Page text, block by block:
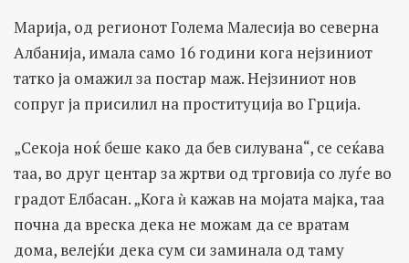
Марија, од регионот Голема Малесија во северна
Албанија, имала само 16 години кога нејзиниот
татко ја омажил за постар маж. Нејзиниот нов
сопруг ја присилил на проституција во Грција.
„Секоја ноќ беше како да бев силувана“, се сеќава
таа, во друг центар за жртви од трговија со луѓе во
градот Елбасан. „Кога ѝ кажав на мојата мајка, таа
почна да вреска дека не можам да се вратам
дома, велејќи дека сум си заминала од таму